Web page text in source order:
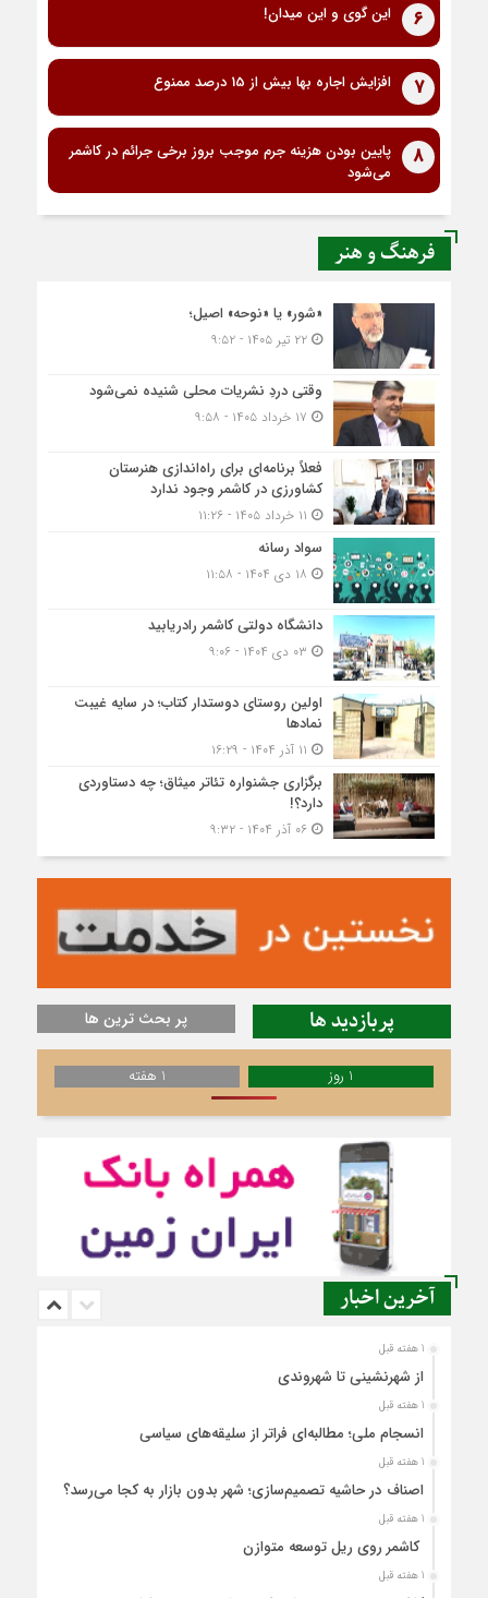
6 این گوی و این میدان!
7 افزایش اجاره بها بیش از 15 درصد ممنوع
8
پایین بودن هزینه جرم موجب بروز برخی جرائم در کاشمر
می‌شود
فرهنگ و هنر
«شور» یا «نوحه» اصیل؛
۲۲ تیر ۱۴۰۵ - ۹:۵۲
وقتی دردِ نشریات محلی شنیده نمی‌شود
فعلاً برنامه‌ای برای راه‌اندازی هنرستان
کشاورزی در کاشمر وجود ندارد
سواد رسانه
دانشگاه دولتی کاشمر‌ رادریابید
اولین روستای دوستدار کتاب؛ در سایه غیبت
نمادها
برگزاری جشنواره تئاتر میثاق؛ چه دستاوردی
دارد؟!
۰۶ آذر ۱۴۰۴ - ۹:۳۲
پربازدید ها پر بحث ترین ها
1 روز 1 هفته
آخرین اخبار
1 هفته قبل
از شهرنشینی تا شهروندی
1 هفته قبل
انسجام ملی؛ مطالبه‌ای فراتر از سلیقه‌های سیاسی
1 هفته قبل
اصناف در حاشیه تصمیم‌سازی؛ شهر بدون بازار به کجا می‌رسد؟
1 هفته قبل
کاشمر روی ریل توسعه متوازن
1 هفته قبل